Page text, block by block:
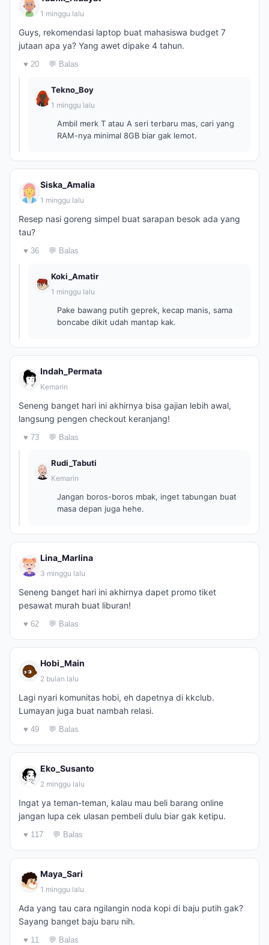
1 minggu lalu
Guys, rekomendasi laptop buat mahasiswa budget 7
jutaan apa ya? Yang awet dipake 4 tahun.
♥ 20 💬 Balas
Tekno_Boy
1 minggu lalu
Ambil merk T atau A seri terbaru mas, cari yang
RAM-nya minimal 8GB biar gak lemot.
Siska_Amalia
1 minggu lalu
Resep nasi goreng simpel buat sarapan besok ada yang
tau?
♥ 36 💬 Balas
Koki_Amatir
1 minggu lalu
Pake bawang putih geprek, kecap manis, sama
boncabe dikit udah mantap kak.
Indah_Permata
Kemarin
Seneng banget hari ini akhirnya bisa gajian lebih awal,
langsung pengen checkout keranjang!
♥ 73 💬 Balas
Rudi_Tabuti
Kemarin
Jangan boros-boros mbak, inget tabungan buat
masa depan juga hehe.
Lina_Marlina
3 minggu lalu
Seneng banget hari ini akhirnya dapet promo tiket
pesawat murah buat liburan!
♥ 62 💬 Balas
Hobi_Main
2 bulan lalu
Lagi nyari komunitas hobi, eh dapetnya di kkclub.
Lumayan juga buat nambah relasi.
♥ 49 💬 Balas
Eko_Susanto
2 minggu lalu
Ingat ya teman-teman, kalau mau beli barang online
jangan lupa cek ulasan pembeli dulu biar gak ketipu.
♥ 117 💬 Balas
Maya_Sari
1 minggu lalu
Ada yang tau cara ngilangin noda kopi di baju putih gak?
Sayang banget baju baru nih.
♥ 11 💬 Balas